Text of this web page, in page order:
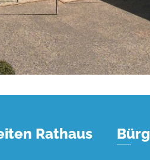
Rathaus